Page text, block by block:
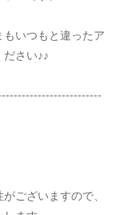
いつもと違ったア
さい♪♪
ございますので、